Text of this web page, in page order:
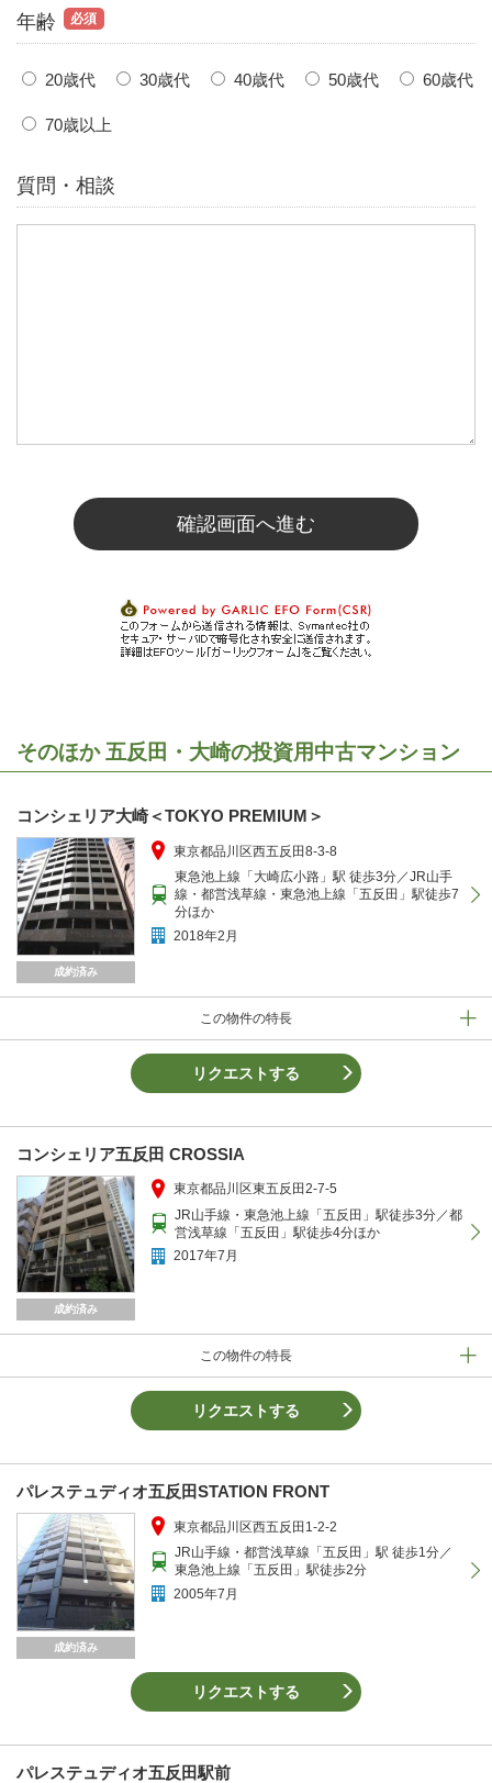
そのほか 五反田・大崎の投資用中古マンション
コンシェリア大崎＜TOKYO PREMIUM＞
成約済み
この物件の特長
東京都品川区西五反田8-3-8
東急池上線「大崎広小路」駅 徒歩3分／JR山手
線・都営浅草線・東急池上線「五反田」駅徒歩7
分ほか
2018年2月
リクエストする
コンシェリア五反田 CROSSIA
成約済み
この物件の特長
東京都品川区東五反田2-7-5
JR山手線・東急池上線「五反田」駅徒歩3分／都
営浅草線「五反田」駅徒歩4分ほか
2017年7月
リクエストする
パレステュディオ五反田STATION FRONT
成約済み
東京都品川区西五反田1-2-2
JR山手線・都営浅草線「五反田」駅 徒歩1分／
東急池上線「五反田」駅徒歩2分
2005年7月
リクエストする
パレステュディオ五反田駅前